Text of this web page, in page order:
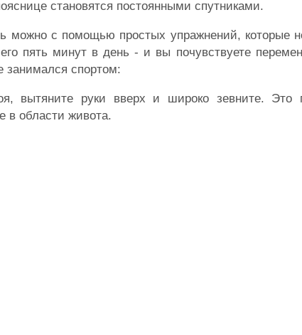
становятся постоянными спутниками.
можно с помощью простых упражнений, которые
пять минут в день - и вы почувствуете
занимался спортом:
вытяните руки вверх и широко зевните. Это
в области живота.